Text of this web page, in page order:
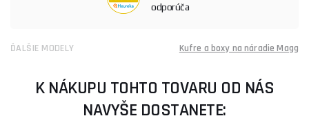
odporúča
ĎALŠIE MODELY Kufre a boxy na náradie Magg
K NÁKUPU TOHTO TOVARU OD NÁS
NAVYŠE DOSTANETE: